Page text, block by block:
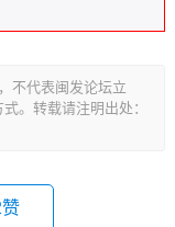
不代表闽发论坛立
。转载请注明出处：
赞